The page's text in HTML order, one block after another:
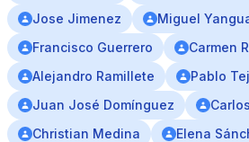
Jose Jimenez
Miguel
Francisco Guerrero
Carmen
Alejandro Ramillete
Pablo
Juan José Domínguez
Christian Medina
Elena